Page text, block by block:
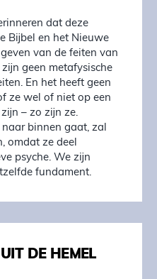
dat deze
Bijbel en het Nieuwe
van de feiten van
geen metafysische
En het heeft geen
ze wel of niet op een
– zo zijn ze.
naar binnen gaat, zal
omdat ze deel
psyche. We zijn
fundament.
DE HEMEL